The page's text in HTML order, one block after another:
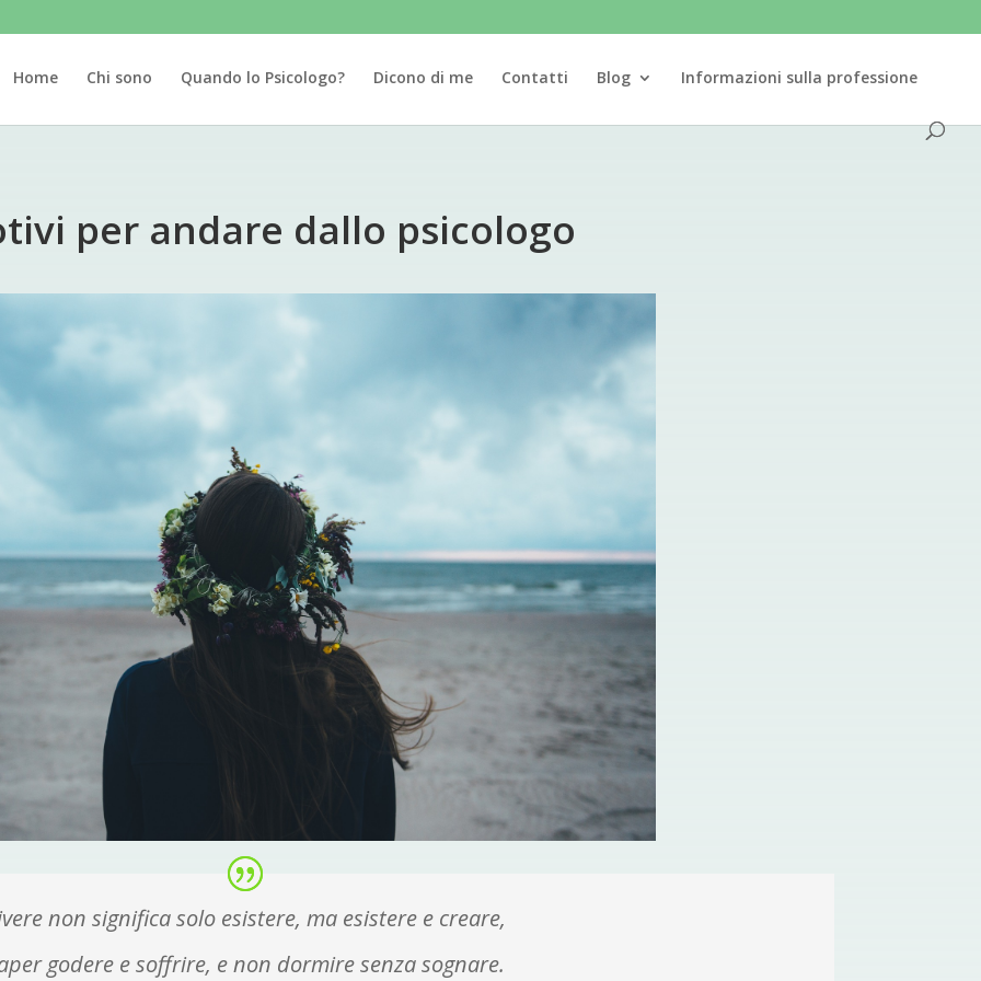
Home Chi sono Quando lo Psicologo? Dicono di me Contatti Blog Informazioni sulla professione
per andare dallo psicologo
non significa solo esistere, ma esistere e creare,
godere e soffrire, e non dormire senza sognare.